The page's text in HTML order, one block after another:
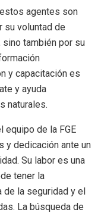
agentes son
su voluntad de
también por su
y capacitación es
y ayuda
naturales.
equipo de la FGE
y dedicación ante un
Su labor es una
tener la
la seguridad y el
La búsqueda de